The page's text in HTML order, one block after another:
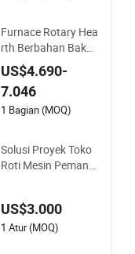
Furnace Rotary Hea
rth Berbahan Bakar
Gas dengan Operas
i Tenang untuk Naa
n dan Pita
US$4.690-
7.046
1 Bagian (MOQ)
Solusi Proyek Toko
Roti Mesin Pemang
US$3.000
1 Atur (MOQ)